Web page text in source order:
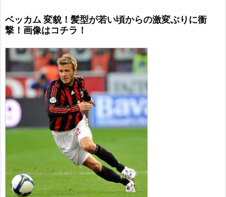
ベッカム 変貌！髪型が若い頃からの激変ぶりに衝
撃！画像はコチラ！